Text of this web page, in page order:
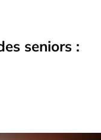
seniors :